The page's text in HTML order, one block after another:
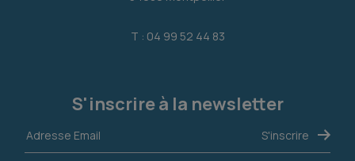
T : 04 99 52 44 83
S'inscrire à la newsletter